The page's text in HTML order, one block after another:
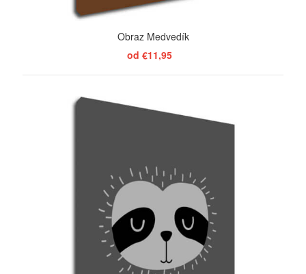
Obraz Medvedík
od €11,95